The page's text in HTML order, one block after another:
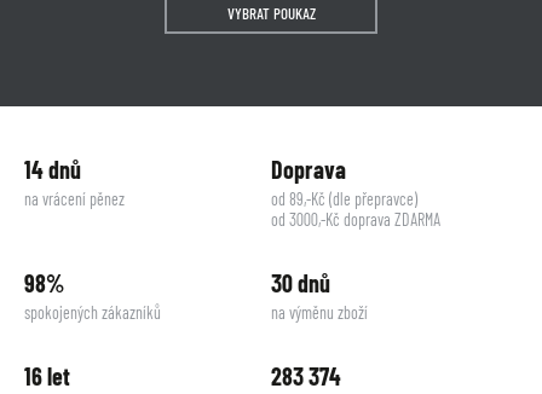
VYBRAT POUKAZ
14 dnů
na vrácení pěnez
Doprava
od 89,-Kč (dle přepravce)
od 3000,-Kč doprava ZDARMA
98%
spokojených zákazníků
30 dnů
na výměnu zboží
16 let 283 374